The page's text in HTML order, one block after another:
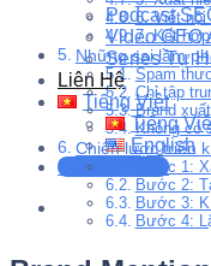
Podcast
Video GEO
Series Tự
Liên Hệ
Tiếng Việt
Tiếng
English
Support Now
6. Viết nội
7. Kết
Những sai lầm
Spam
Chỉ tập
Brand
Không có
Chiến lược triển
Bước 1:
Bước 2:
Bước 3:
Bước 4: